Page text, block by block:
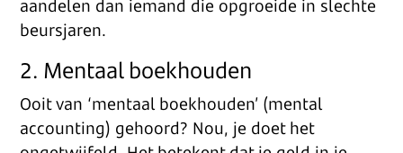
aandelen dan iemand die opgroeide in slechte
beursjaren.
2. Mentaal boekhouden
Ooit van ‘mentaal boekhouden’ (mental
accounting) gehoord? Nou, je doet het